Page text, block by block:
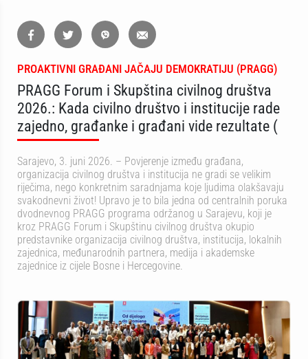
PROAKTIVNI GRAĐANI JAČAJU DEMOKRATIJU (PRAGG)
PRAGG Forum i Skupština civilnog društva
2026.: Kada civilno društvo i institucije rade
zajedno, građanke i građani vide rezultate (
Sarajevo, 3. juni 2026. – Povjerenje između građana,
organizacija civilnog društva i institucija ne gradi se velikim
riječima, nego konkretnim saradnjama koje ljudima olakšavaju
svakodnevni život! Upravo je to bila jedna od centralnih poruka
dvodnevnog PRAGG programa održanog u Sarajevu, koji je
kroz PRAGG Forum i Skupštinu civilnog društva okupio
predstavnike organizacija civilnog društva, institucija, lokalnih
zajednica, međunarodnih partnera, medija i akademske
zajednice iz cijele Bosne i Hercegovine.